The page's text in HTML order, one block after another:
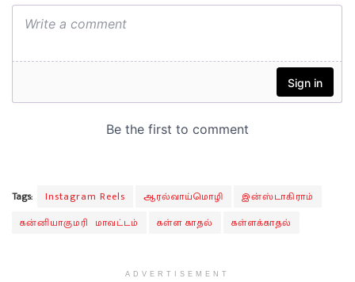
Tags: Instagram Reels ஆரல்வாய்மொழி
இன்ஸ்டாகிராம்
கன்னியாகுமரி மாவட்டம்
கள்ள காதல் கள்ளக்காதல்
ADVERTISEMENT